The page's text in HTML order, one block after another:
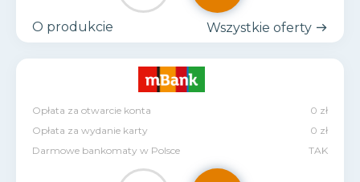
O produkcie Wszystkie oferty
Opłata za otwarcie konta
0 zł
Opłata za wydanie karty
0 zł
Darmowe bankomaty w Polsce
TAK